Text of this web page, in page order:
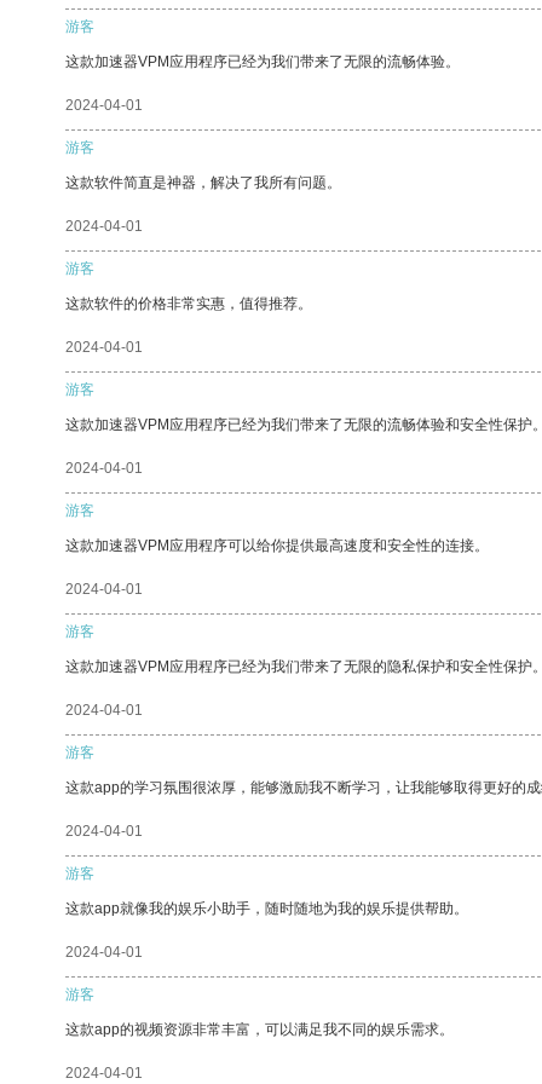
游客
这款加速器VPM应用程序已经为我们带来了无限的流畅体验。
2024-04-01
游客
这款软件简直是神器，解决了我所有问题。
2024-04-01
游客
这款软件的价格非常实惠，值得推荐。
2024-04-01
游客
这款加速器VPM应用程序已经为我们带来了无限的流畅体验和安全性保护
2024-04-01
游客
这款加速器VPM应用程序可以给你提供最高速度和安全性的连接。
2024-04-01
游客
这款加速器VPM应用程序已经为我们带来了无限的隐私保护和安全性保护
2024-04-01
游客
这款app的学习氛围很浓厚，能够激励我不断学习，让我能够取得更好的
2024-04-01
游客
这款app就像我的娱乐小助手，随时随地为我的娱乐提供帮助。
2024-04-01
游客
这款app的视频资源非常丰富，可以满足我不同的娱乐需求。
2024-04-01